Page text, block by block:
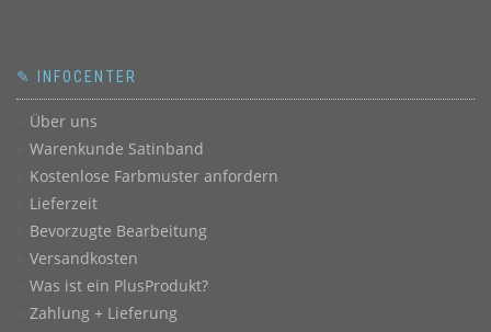
✎ INFOCENTER
Über uns
Warenkunde Satinband
Kostenlose Farbmuster anfordern
Lieferzeit
Bevorzugte Bearbeitung
Versandkosten
Was ist ein PlusProdukt?
Zahlung + Lieferung